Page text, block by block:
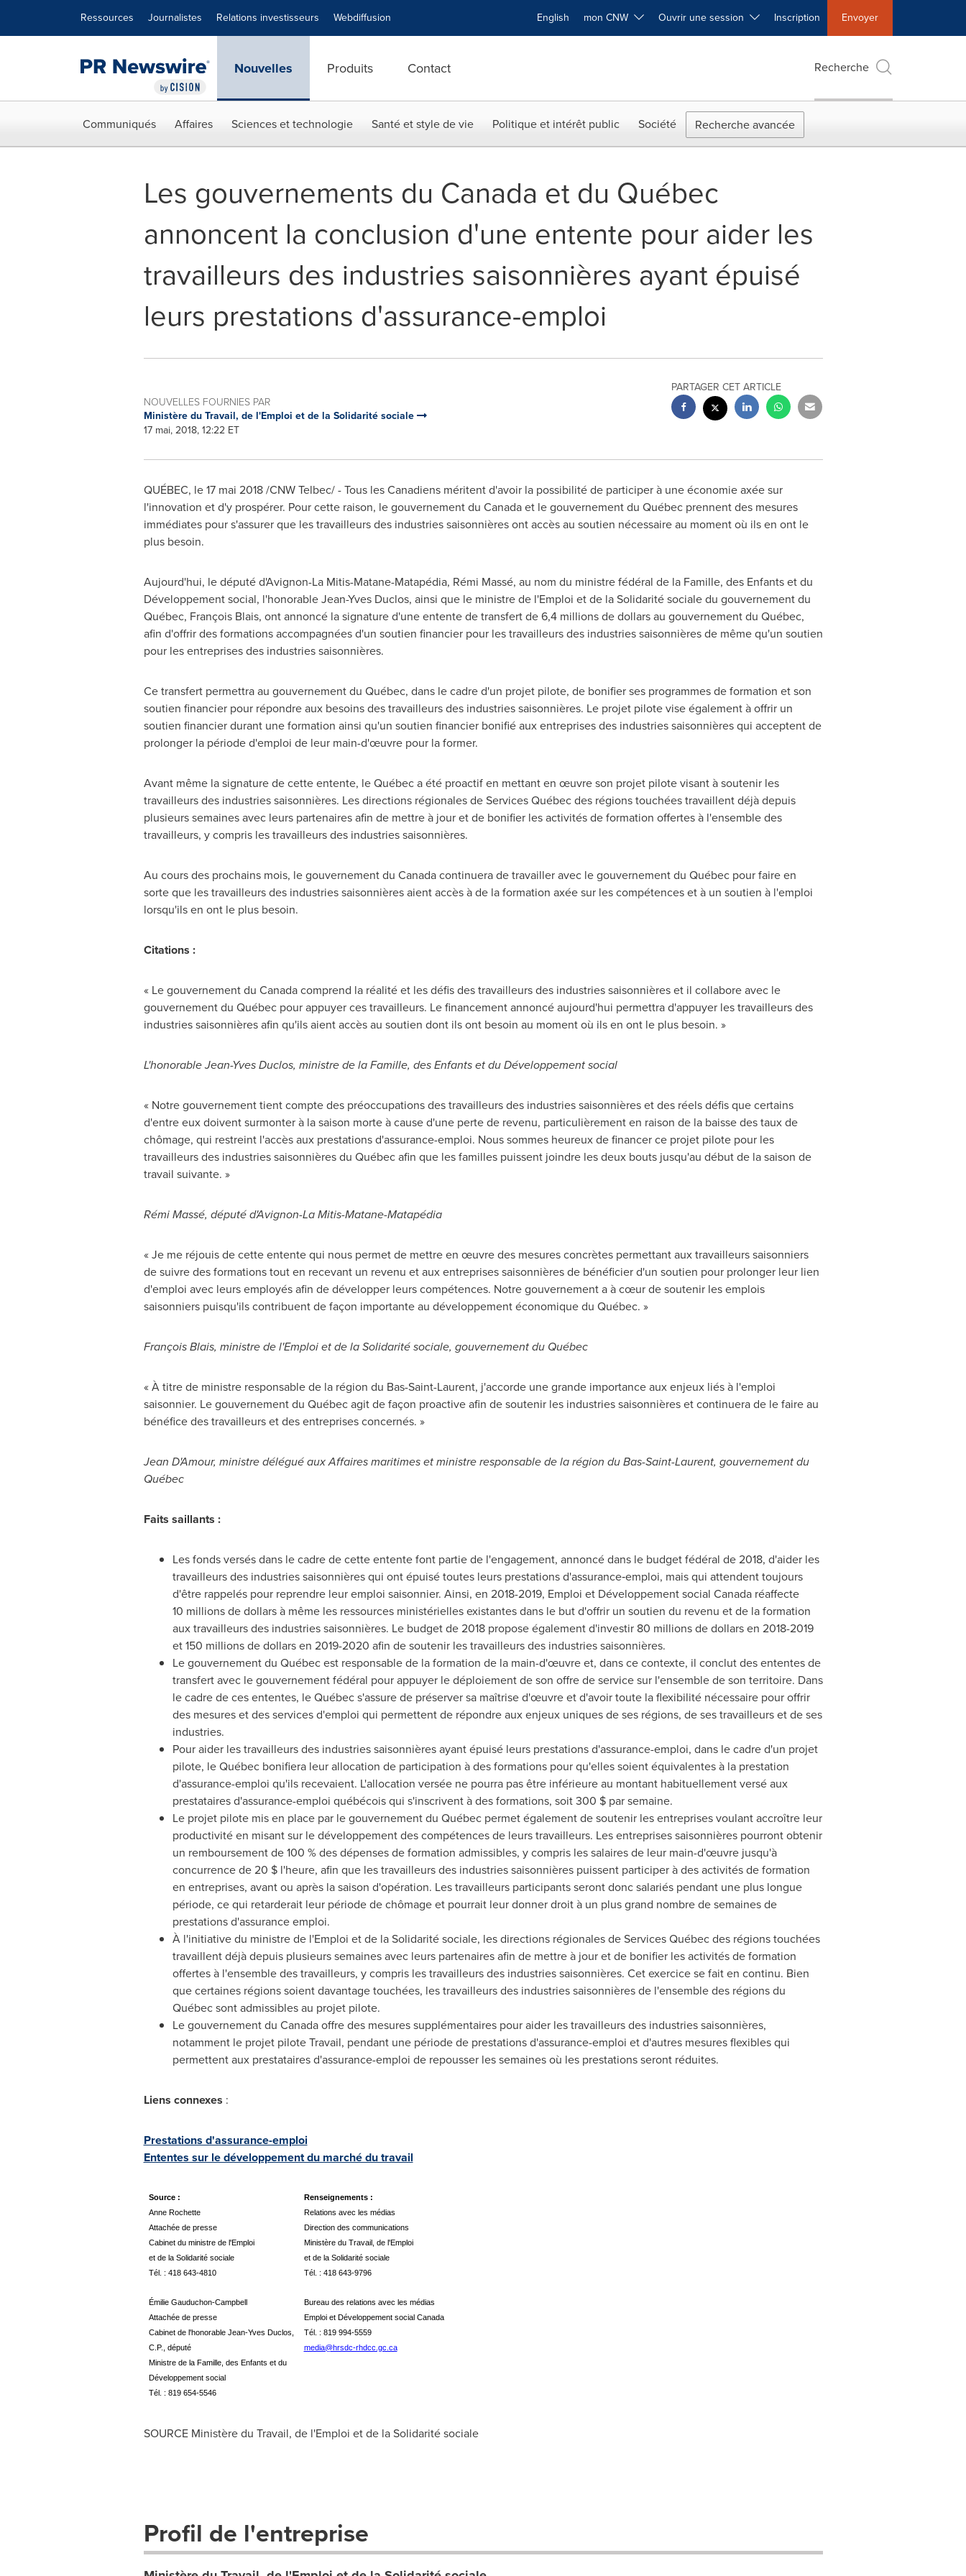
Ressources Journalistes Relations investisseurs Webdiffusion English mon CNW Ouvrir une session Inscription Envoyer
Nouvelles Produits Contact Recherche
Communiqués Affaires Sciences et technologie Santé et style de vie Politique et intérêt public Société Recherche avancée
Les gouvernements du Canada et du Québec
annoncent la conclusion d'une entente pour aider les
travailleurs des industries saisonnières ayant épuisé
leurs prestations d'assurance-emploi
NOUVELLES FOURNIES PAR
Ministère du Travail, de l'Emploi et de la Solidarité sociale
17 mai, 2018, 12:22 ET
PARTAGER CET ARTICLE
QUÉBEC, le 17 mai 2018 /CNW Telbec/ - Tous les Canadiens méritent d'avoir la possibilité de participer à une économie axée sur
l'innovation et d'y prospérer. Pour cette raison, le gouvernement du Canadaet le gouvernement du Québec prennent des mesures
immédiates pour s'assurer que les travailleurs des industries saisonnières ont accès au soutien nécessaire au moment où ils en ont le
plus besoin.
Aujourd'hui, le député d'Avignon-La Mitis-Matane-Matapédia, Rémi Massé, au nom du ministre fédéral de la Famille, des Enfants et du
Développement social, l'honorableJean-Yves Duclos, ainsi que le ministre de l'Emploi et de la Solidarité sociale du gouvernement du
Québec, François Blais, ont annoncé la signature d'une entente de transfert de 6,4 millions de dollars au gouvernement du Québec,
afin d'offrir des formations accompagnées d'un soutien financier pour les travailleurs des industries saisonnières de même qu'un soutien
pour les entreprises des industries saisonnières.
Ce transfert permettra au gouvernement du Québec, dans le cadre d'un projet pilote, de bonifier ses programmes de formation et son
soutien financier pour répondre aux besoins des travailleurs des industries saisonnières. Le projet pilote vise également à offrir un
soutien financier durant une formation ainsi qu'un soutien financier bonifié aux entreprises des industries saisonnières qui acceptent de
prolonger la période d'emploi de leur main-d'œuvre pour la former.
Avant même la signature de cette entente, le Québec a été proactif en mettant en œuvre son projet pilote visant à soutenir les
travailleurs des industries saisonnières. Les directions régionales de Services Québec des régions touchées travaillent déjà depuis
plusieurs semaines avec leurs partenaires afin de mettre à jour et de bonifier les activités de formation offertes à l'ensemble des
travailleurs, y compris les travailleurs des industries saisonnières.
Au cours des prochains mois, le gouvernement du Canadacontinuera de travailler avec le gouvernement du Québec pour faire en
sorte que les travailleurs des industries saisonnières aient accès à de la formation axée sur les compétences et à un soutien à l'emploi
lorsqu'ils en ont le plus besoin.
Citations :
« Le gouvernement du Canadacomprend la réalité et les défis des travailleurs des industries saisonnières et il collabore avec le
gouvernement du Québec pour appuyer ces travailleurs. Le financement annoncé aujourd'hui permettra d'appuyer les travailleurs des
industries saisonnières afin qu'ils aient accès au soutien dont ils ont besoin au moment où ils en ont le plus besoin. »
L'honorableJean-Yves Duclos, ministre de la Famille, des Enfants et du Développement social
« Notre gouvernement tient compte des préoccupations des travailleurs des industries saisonnières et des réels défis que certains
d'entre eux doivent surmonter à la saison morte à cause d'une perte de revenu, particulièrement en raison de la baisse des taux de
chômage, qui restreint l'accès aux prestations d'assurance-emploi. Nous sommes heureux de financer ce projet pilote pour les
travailleurs des industries saisonnières du Québec afin que les familles puissent joindre les deux bouts jusqu'au début de la saison de
travail suivante. »
Rémi Massé, député d'Avignon-La Mitis-Matane-Matapédia
« Je me réjouis de cette entente qui nous permet de mettre en œuvre des mesures concrètes permettant aux travailleurs saisonniers
de suivre des formations tout en recevant un revenu et aux entreprises saisonnières de bénéficier d'un soutien pour prolonger leur lien
d'emploi avec leurs employés afin de développer leurs compétences. Notre gouvernement a à cœur de soutenir les emplois
saisonniers puisqu'ils contribuent de façon importante au développement économique du Québec. »
François Blais, ministre de l'Emploi et de la Solidarité sociale, gouvernement du Québec
«À titre de ministre responsable de la région du Bas-Saint-Laurent, j'accorde une grande importance aux enjeux liés à l'emploi
saisonnier. Le gouvernement du Québec agit de façon proactive afin de soutenir les industries saisonnières et continuera de le faire au
bénéfice des travailleurs et des entreprises concernés. »
Jean D'Amour, ministre délégué aux Affaires maritimes et ministre responsable de la région du Bas-Saint-Laurent, gouvernement du
Québec
Faits saillants :
Les fonds versés dans le cadre de cette entente font partie de l'engagement, annoncé dans le budget fédéral de 2018, d'aider les
travailleurs des industries saisonnières qui ont épuisé toutes leurs prestations d'assurance‑emploi, mais qui attendent toujours
d'être rappelés pour reprendre leur emploi saisonnier. Ainsi, en 2018-2019, Emploi et Développement social Canadaréaffecte
10 millions de dollars à même les ressources ministérielles existantes dans le but d'offrir un soutien du revenu et de la formation
aux travailleurs des industries saisonnières. Le budget de 2018 propose également d'investir 80 millions de dollars en 2018-2019
et150 millions de dollars en 2019-2020 afin de soutenir les travailleurs des industries saisonnières.
Le gouvernement du Québec est responsable de la formation de la main-d'œuvre et, dans ce contexte, il conclut des ententes de
transfert avec le gouvernement fédéral pour appuyer le déploiement de son offre de service sur l'ensemble de son territoire. Dans
le cadre de ces ententes, le Québec s'assure de préserver sa maîtrise d'œuvre et d'avoir toute la flexibilité nécessaire pour offrir
des mesures et des services d'emploi qui permettent de répondre aux enjeux uniques de ses régions, de ses travailleurs et de ses
industries.
Pour aider les travailleurs des industries saisonnières ayant épuisé leurs prestations d'assurance-emploi, dans le cadre d'un projet
pilote, le Québec bonifiera leur allocation de participation à des formations pour qu'elles soient équivalentes à la prestation
d'assurance-emploi qu'ils recevaient. L'allocation versée ne pourra pas être inférieure au montant habituellement versé aux
prestataires d'assurance-emploi québécois qui s'inscrivent à des formations, soit 300 $ par semaine.
Le projet pilote mis en place par le gouvernement du Québec permet également de soutenir les entreprises voulant accroître leur
productivité en misant sur le développement des compétences de leurs travailleurs. Les entreprises saisonnières pourront obtenir
un remboursement de 100 % des dépenses de formation admissibles, y compris les salaires de leur main-d'œuvre jusqu'à
concurrence de 20 $ l'heure, afin que les travailleurs des industries saisonnières puissent participer à des activités de formation
en entreprises, avant ou après la saison d'opération. Les travailleurs participants seront donc salariés pendant une plus longue
période, ce qui retarderait leur période de chômage et pourrait leur donner droit à un plus grand nombre de semaines de
prestations d'assurance emploi.
À l'initiative du ministre de l'Emploi et de la Solidarité sociale, les directions régionales de Services Québec des régions touchées
travaillent déjà depuis plusieurs semaines avec leurs partenaires afin de mettre à jour et de bonifier les activités de formation
offertes à l'ensemble des travailleurs, y compris les travailleurs des industries saisonnières. Cet exercice se fait en continu. Bien
que certaines régions soient davantage touchées, les travailleurs des industries saisonnières de l'ensemble des régions du
Québec sont admissibles au projet pilote.
Le gouvernement du Canadaoffre des mesures supplémentaires pour aider les travailleurs des industries saisonnières,
notamment le projet pilote Travail, pendant une période de prestations d'assurance-emploi et d'autres mesures flexibles qui
permettent aux prestataires d'assurance-emploi de repousser les semaines où les prestations seront réduites.
Liens connexes :
Prestations d'assurance-emploi
Ententes sur le développement du marché du travail
Source :
Renseignements :
Anne Rochette
Relations avec les médias
Attachée de presse
Direction des communications
Cabinet du ministre de l'Emploi
Ministère du Travail, de l'Emploi
et de la Solidarité sociale
et de la Solidarité sociale
Tél. : 418 643-4810
Tél. : 418 643-9796
Émilie Gauduchon-Campbell
Bureau des relations avec les médias
Attachée de presse
Emploi et Développement social Canada
Cabinet de l'honorable Jean-Yves Duclos,
Tél. : 819 994-5559
C.P., député
media@hrsdc-rhdcc.gc.ca
Ministre de la Famille, des Enfants et du
Développement social
Tél. : 819 654-5546
SOURCE Ministère du Travail, de l'Emploi et de la Solidarité sociale
Profil de l'entreprise